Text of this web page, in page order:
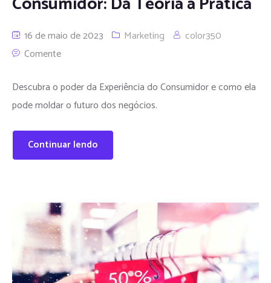
16 de maio de 2023 Marketing
color350
Comente
Descubra o poder da Experiência do Consumidor e como ela
pode moldar o futuro dos negócios.
Continuar lendo